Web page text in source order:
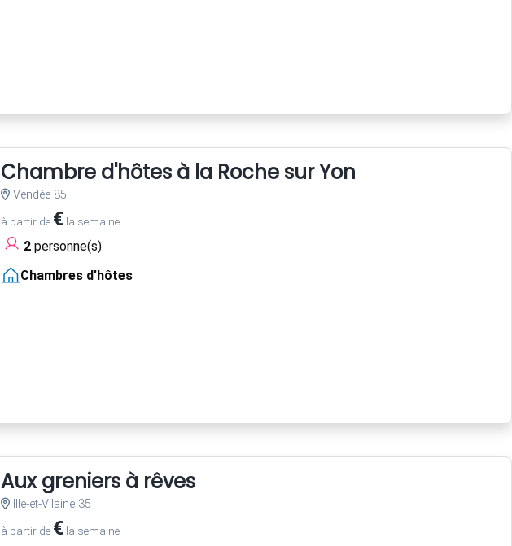
Chambre d'hôtes à la Roche sur Yon
Vendée 85
à partir de €la semaine
2personne(s)
Chambres d'hôtes
Aux greniers à rêves
Ille-et-Vilaine 35
à partir de €la semaine